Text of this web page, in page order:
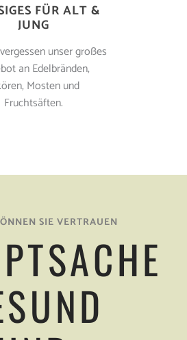
FÜR ALT &
JUNG
unser großes
an Edelbränden,
Mosten und
Fruchtsäften.
SIE VERTRAUEN